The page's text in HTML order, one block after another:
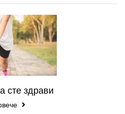
сте здрави